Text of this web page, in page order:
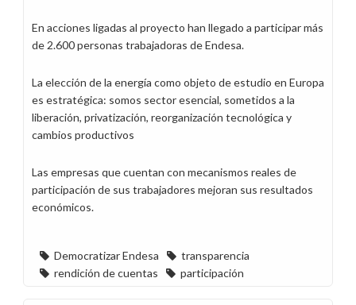
En acciones ligadas al proyecto han llegado a participar más
de 2.600 personas trabajadoras de Endesa.
La elección de la energía como objeto de estudio en Europa
es estratégica: somos sector esencial, sometidos a la
liberación, privatización, reorganización tecnológica y
cambios productivos
Las empresas que cuentan con mecanismos reales de
participación de sus trabajadores mejoran sus resultados
económicos.
Democratizar Endesa
transparencia
rendición de cuentas
participación